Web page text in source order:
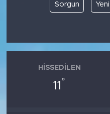
Sorgun
HISSEDILEN
11 °